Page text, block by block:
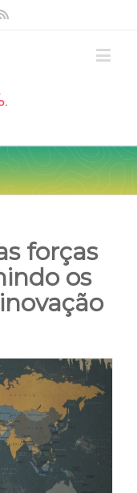
forças
os